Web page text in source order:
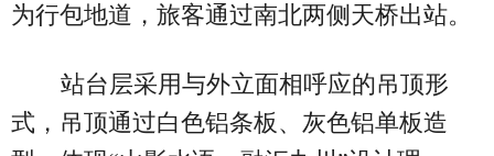
为行包地道，旅客通过南北两侧天桥出站。
站台层采用与外立面相呼应的吊顶形
式，吊顶通过白色铝条板、灰色铝单板造